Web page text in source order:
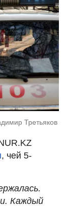
Третьяков
, чей 5-
Каждый